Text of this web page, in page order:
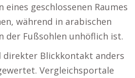
geschlossenen Raumes
während in arabischen
der Fußsohlen unhöflich ist.
direkter Blickkontakt anders
Vergleichsportale